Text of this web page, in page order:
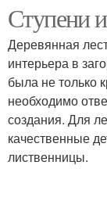
Ступени для
Лестничные
Ступени
Деревянная
интерьера в
была не только
необходимо
создания. Для
качественные
лиственницы.